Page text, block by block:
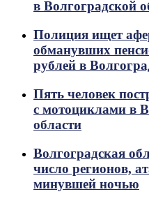
в Волгоградской
Полиция ищет
обманувших
рублей в
Пять человек
с мотоциклами в
области
Волгоградская
число регионов,
минувшей ночью